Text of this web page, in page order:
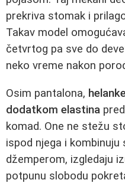
prekriva stomak i
Takav model
četvrtog pa sve do
neko vreme nakon
Osim pantalona,
dodatkom elastina
komad. One ne stežu
ispod njega i
džemperom, izgledaju
potpunu slobodu